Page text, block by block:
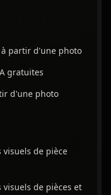
partir d'une photo
gratuites
d'une photo
visuels de pièce
de pièces et